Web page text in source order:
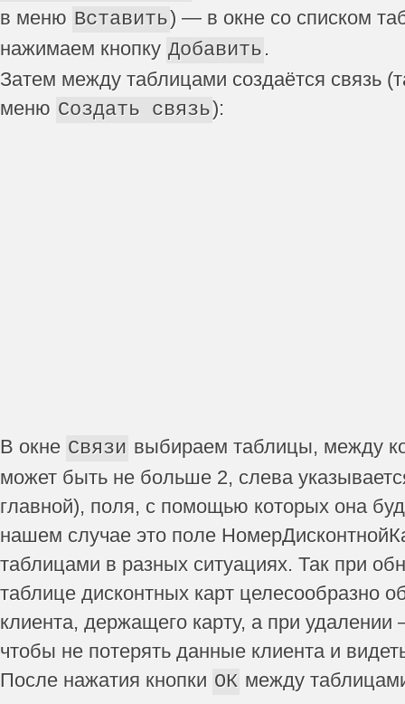
в меню Вставить) — в окне со списком
нажимаем кнопку Добавить .
Затем между таблицами создаётся связь
меню Создать связь):
В окне Связи выбираем таблицы, между
может быть не больше 2, слева
главной), поля, с помощью которых она
нашем случае это поле
таблицами в разных ситуациях. Так при
таблице дисконтных карт целесообразно
клиента, держащего карту, а при
чтобы не потерять данные клиента и
После нажатия кнопки ОК между